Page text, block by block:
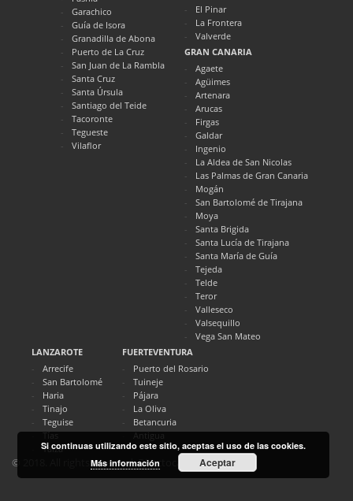
Garachico
Guía de Isora
Granadilla de Abona
Puerto de La Cruz
San Juan de La Rambla
Santa Cruz
Santa Úrsula
Santiago del Teide
Tacoronte
Tegueste
Vilaflor
El Pinar
La Frontera
Valverde
GRAN CANARIA
Agaete
Agüimes
Artenara
Arucas
Firgas
Galdar
Ingenio
La Aldea de San Nicolas
Las Palmas de Gran Canaria
Mogán
San Bartolomé de Tirajana
Moya
Santa Brigida
Santa Lucía de Tirajana
Santa María de Guía
Tejeda
Telde
Teror
Valleseco
Valsequillo
Vega San Mateo
LANZAROTE
Arrecife
San Bartolomé
Haria
Tinajo
Teguise
Tías
Yaiza
FUERTEVENTURA
Puerto del Rosario
Tuineje
Pájara
La Oliva
Betancuria
Antigua
© 2018. All rights reserved. Directocanarias.com
Si continuas utilizando este sitio, aceptas el uso de las cookies.
Más información
Aceptar